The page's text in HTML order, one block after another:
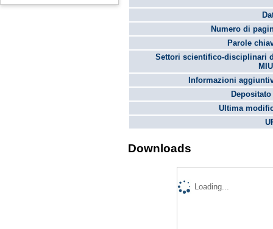
Numero di
Parole
Settori scientifico-disciplinari
Informazioni
Ultima
Downloads
Loading...